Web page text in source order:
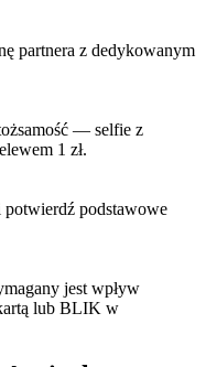
partnera z dedykowanym
— selfie z
1 zł.
podstawowe
jest wpływ
lub BLIK w